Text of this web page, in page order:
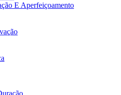
E Aperfeiçoamento